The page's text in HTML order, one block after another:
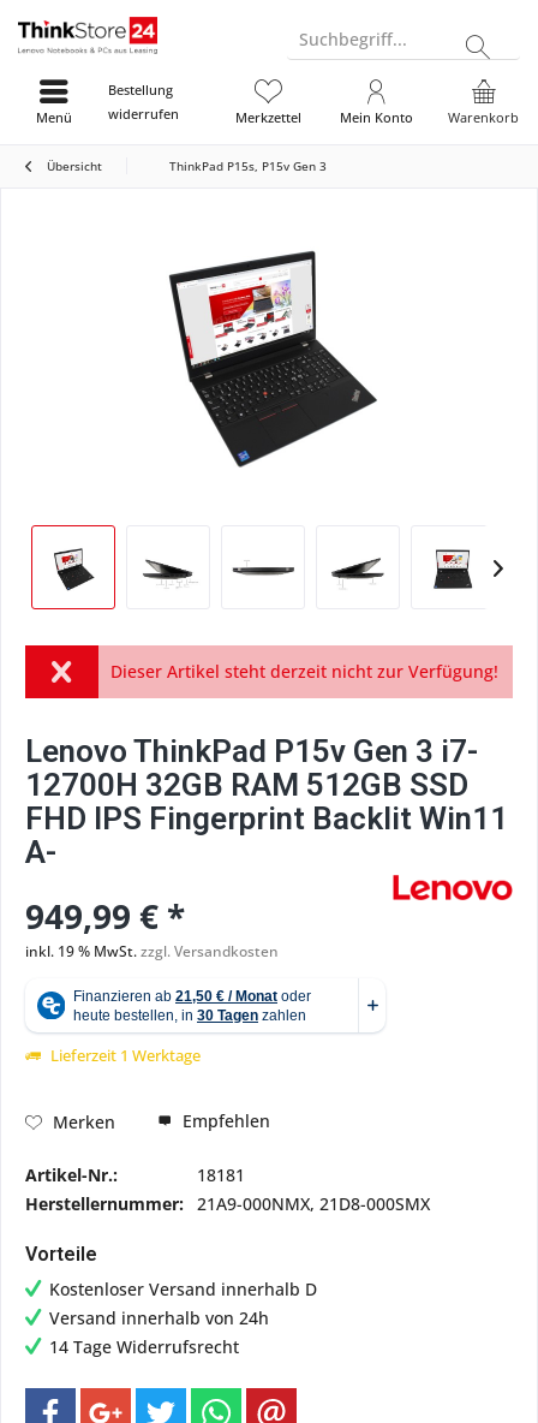
Suchbegriff...
Bestellung
widerrufen
Warenkorb
Merkzettel Mein Konto
Menü
Übersicht ThinkPad P15s, P15v Gen 3
Dieser Artikel steht derzeit nicht zur Verfügung!
Lenovo ThinkPad P15v Gen 3 i7-
12700H 32GB RAM 512GB SSD
FHD IPS Fingerprint Backlit Win11
A-
949,99 € *
inkl. 19 % MwSt.zzgl. Versandkosten
Lieferzeit 1 Werktage
Merken Empfehlen
Artikel-Nr.:
18181
Herstellernummer: 21A9-000NMX, 21D8-000SMX
Vorteile
Kostenloser Versand innerhalb D
Versand innerhalb von 24h
14 Tage Widerrufsrecht